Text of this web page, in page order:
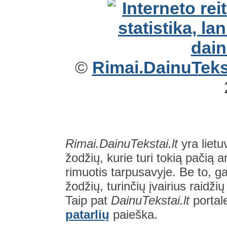
©
Rimai.DainuTekstai.ltyra
žodžių, kurie turi tokią pačią
rimuotis tarpusavyje. Be to,
žodžių, turinčių įvairius
Taip pat DainuTekstai.lt
patarlių paieška.